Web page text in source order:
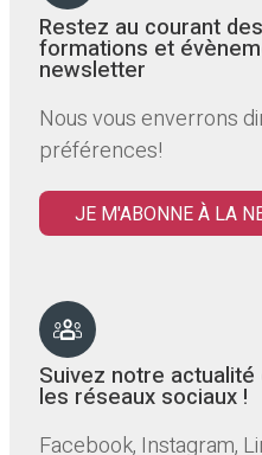
Restez au courant
formations et
newsletter
Nous vous enverrons
préférences!
JE M'ABONNE À LA
Suivez notre
les réseaux sociaux !
Facebook, Instagram,